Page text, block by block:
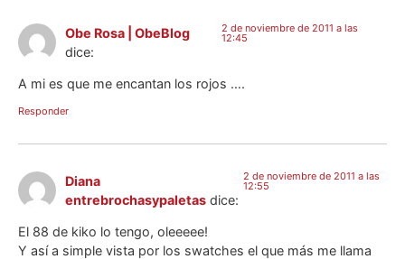
Obe Rosa | ObeBlog
dice:
2 de noviembre de 2011 a las
12:45
A mi es que me encantan los rojos ….
Responder
Diana
entrebrochasypaletas dice:
2 de noviembre de 2011 a las
12:55
El 88 de kiko lo tengo, oleeeee!
Y así a simple vista por los swatches el que más me llama